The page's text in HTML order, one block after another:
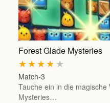
Forest Glade Mysteries
★
★
★
★
★
Match-3
Tauche ein in die
Mysteries…